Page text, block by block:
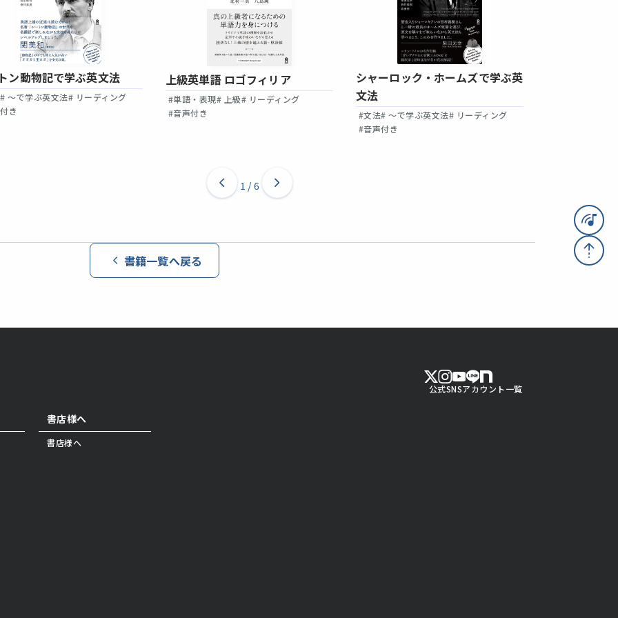
ン動物記で学ぶ英文法
# ～で学ぶ英文法# リーディング
き
上級英単語 ロゴフィリア
#単語・表現# 上級# リーディング
#音声付き
シャーロック・ホームズで学ぶ英
文法
#文法# ～で学ぶ英文法# リーディング
#音声付き
1 /6
書籍一覧へ戻る
書店様へ
書店様へ
公式SNSアカウント一覧